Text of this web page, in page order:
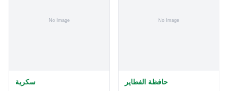
سكرية حافظة الفطاير